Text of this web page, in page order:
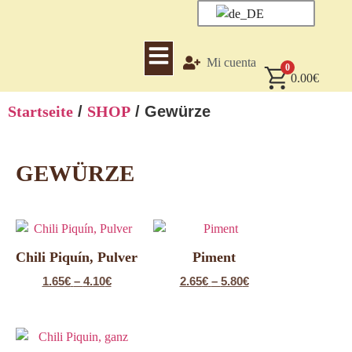
Mi cuenta 0
0.00€
Startseite / SHOP / Gewürze
GEWÜRZE
Chili Piquín, Pulver
1.65€ – 4.10€
Piment
2.65€ – 5.80€